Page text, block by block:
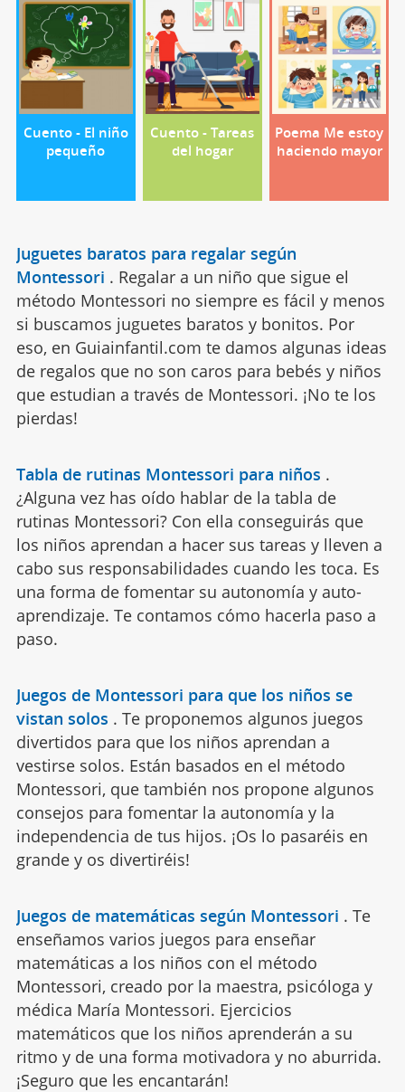
Cuento - El niño
pequeño
Cuento - Tareas
del hogar
Poema Me estoy
haciendo mayor
Juguetes baratos para regalar según
Montessori . Regalar a un niño que sigue el
método Montessori no siempre es fácil y menos
si buscamos juguetes baratos y bonitos. Por
eso, en Guiainfantil.com te damos algunas ideas
de regalos que no son caros para bebés y niños
que estudian a través de Montessori. ¡No te los
pierdas!
Tabla de rutinas Montessori para niños .
¿Alguna vez has oído hablar de la tabla de
rutinas Montessori? Con ella conseguirás que
los niños aprendan a hacer sus tareas y lleven a
cabo sus responsabilidades cuando les toca. Es
una forma de fomentar su autonomía y auto-
aprendizaje. Te contamos cómo hacerla paso a
paso.
Juegos de Montessori para que los niños se
vistan solos . Te proponemos algunos juegos
divertidos para que los niños aprendan a
vestirse solos. Están basados en el método
Montessori, que también nos propone algunos
consejos para fomentar la autonomía y la
independencia de tus hijos. ¡Os lo pasaréis en
grande y os divertiréis!
Juegos de matemáticas según Montessori . Te
enseñamos varios juegos para enseñar
matemáticas a los niños con el método
Montessori, creado por la maestra, psicóloga y
médica María Montessori. Ejercicios
matemáticos que los niños aprenderán a su
ritmo y de una forma motivadora y no aburrida.
¡Seguro que les encantarán!